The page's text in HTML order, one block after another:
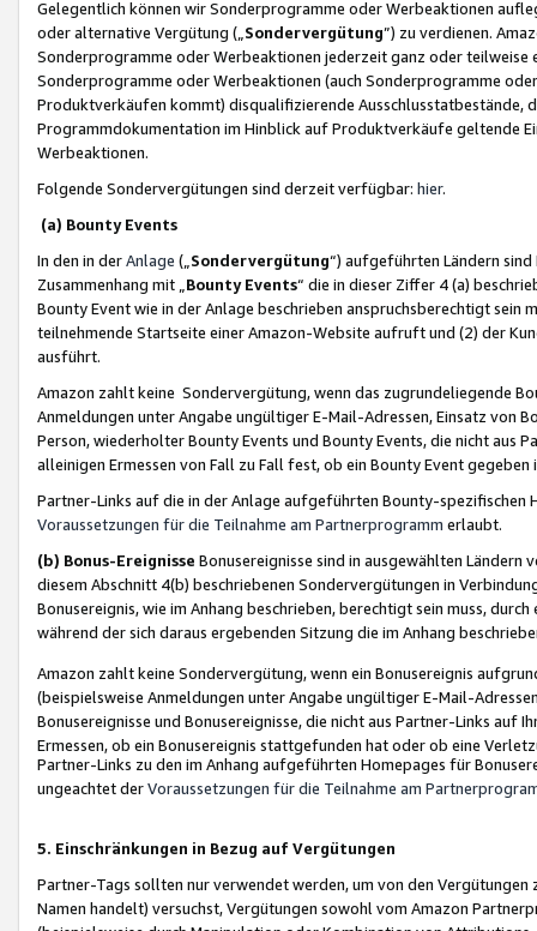
Gelegentlich können wir Sonderprogramme oder Werbeaktionen
oder alternative Vergütung („ Sondervergütung”) zu verdienen.
Sonderprogramme oder Werbeaktionen jederzeit ganz oder
Sonderprogramme oder Werbeaktionen (auch Sonderprogramme
Produktverkäufen kommt) disqualifizierende Ausschlusstatbestände,
Programmdokumentation im Hinblick auf Produktverkäufe geltende
Werbeaktionen.
Folgende Sondervergütungen sind derzeit verfügbar: hier.
(a) Bounty Events
In den in derAnlage („ Sondervergütung“) aufgeführten Ländern
Zusammenhang mit „ Bounty Events“ die in dieser Ziffer 4 (a)
Bounty Event wie in der Anlage beschrieben anspruchsberechtigt sein
teilnehmende Startseite einer Amazon-Website aufruft und (2) der
ausführt.
Amazon zahlt keine Sondervergütung, wenn das zugrundeliegende
Anmeldungen unter Angabe ungültiger E-Mail-Adressen, Einsatz von
Person, wiederholter Bounty Events und Bounty Events, die nicht
alleinigen Ermessen von Fall zu Fall fest, ob ein Bounty Event
Partner-Links auf die in der Anlage aufgeführten Bounty-spezifischen
Voraussetzungen für die Teilnahme am Partnerprogramm erlaubt.
(b) Bonus-Ereignisse Bonusereignisse sind in ausgewählten Ländern
diesem Abschnitt 4(b) beschriebenen Sondervergütungen in
Bonusereignis, wie im Anhang beschrieben, berechtigt sein muss,
während der sich daraus ergebenden Sitzung die im Anhang
Amazon zahlt keine Sondervergütung, wenn ein Bonusereignis
(beispielsweise Anmeldungen unter Angabe ungültiger E-Mail-
Bonusereignisse und Bonusereignisse, die nicht aus Partner-Links auf
Ermessen, ob ein Bonusereignis stattgefunden hat oder ob eine
Partner-Links zu den im Anhang aufgeführten Homepages für
ungeachtet derVoraussetzungen für die Teilnahme am
5. Einschränkungen in Bezug auf Vergütungen
Partner-Tags sollten nur verwendet werden, um von den
Namen handelt) versuchst, Vergütungen sowohl vom Amazon